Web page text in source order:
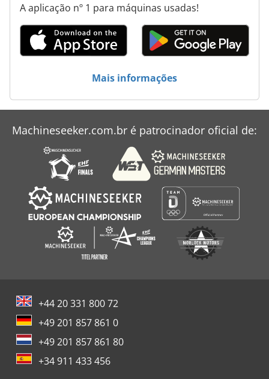
A aplicação nº 1 para máquinas usadas!
Mais informações
Machineseeker.com.br é patrocinador oficial de:
+44 20 331 800 72
+49 201 857 861 0
+49 201 857 861 80
+34 911 433 456